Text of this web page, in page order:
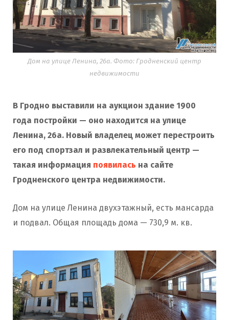
Дом на улице Ленина, 26а. Фото: Гродненский центр
недвижимости
В Гродно выставили на аукцион здание 1900
года постройки — оно находится на улице
Ленина, 26а. Новый владелец может перестроить
его под спортзал и развлекательный центр —
такая информация появилась на сайте
Гродненского центра недвижимости.
Дом на улице Ленина двухэтажный, есть мансарда
и подвал. Общая площадь дома — 730,9 м. кв.